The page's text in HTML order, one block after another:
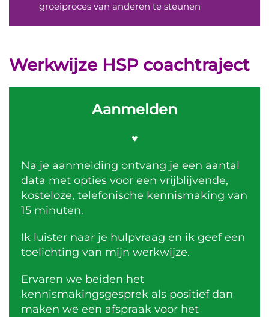
groeiproces van anderen te steunen
Werkwijze HSP coachtraject
Aanmelden
♥
Na je aanmelding ontvang je een aantal
data met opties voor een vrijblijvende,
kosteloze, telefonische kennismaking van
15 minuten.
Ik luister naar je hulpvraag en ik geef een
toelichting van mijn werkwijze.
Ervaren we beiden het
kennismakingsgesprek als positief dan
maken we een afspraak voor het